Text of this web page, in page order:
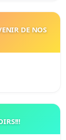
DE NOS